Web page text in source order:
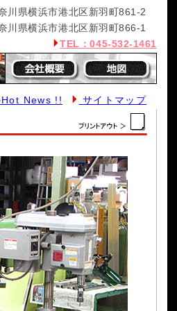
県横浜市港北区新羽町861-2
県横浜市港北区新羽町866-1
TEL：045-532-1461
News !! サイトマップ